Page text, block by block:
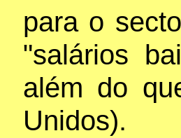
para o
"salários
além do
Unidos).